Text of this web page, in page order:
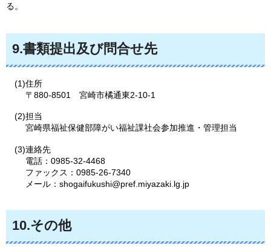
る。
9.書類提出及び問合せ先
(1)住所
〒880-8501
宮崎市橘通東2-10-1
(2)担当
宮崎県福祉保健部障がい福祉課社会参加推進・管理担当
(3)連絡先
電話：0985-32-4468
ファックス：0985-26-7340
メール：shogaifukushi@pref.miyazaki.lg.jp
10.その他